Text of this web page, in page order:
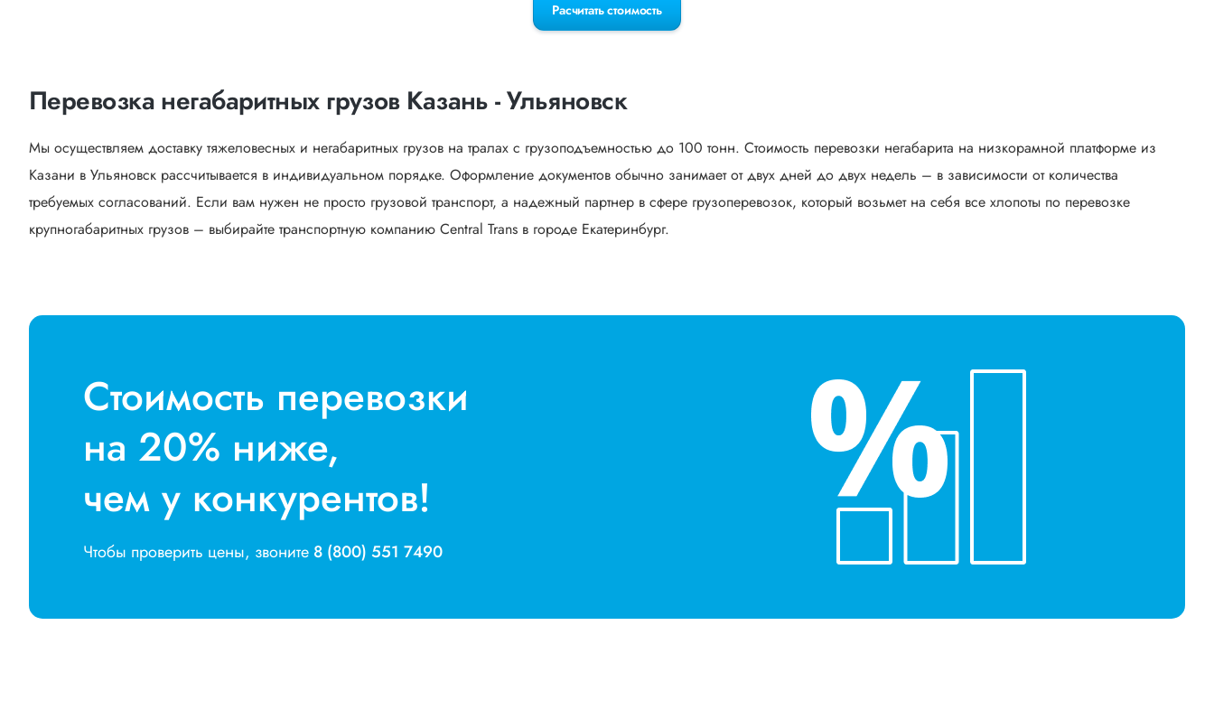
Расчитать стоимость
Перевозка негабаритных грузов Казань - Ульяновск
Мы осуществляем доставку тяжеловесных и негабаритных грузов на тралах с грузоподъемностью до 100 тонн. Стоимость перевозки негабарита на низкорамной платформе из
Казани в Ульяновск рассчитывается в индивидуальном порядке. Оформление документов обычно занимает от двух дней до двух недель – в зависимости от количества
требуемых согласований. Если вам нужен не просто грузовой транспорт, а надежный партнер в сфере грузоперевозок, который возьмет на себя все хлопоты по перевозке
крупногабаритных грузов – выбирайте транспортную компанию Central Trans в городе Екатеринбург.
Стоимость перевозки
на 20% ниже,
чем у конкурентов!
Чтобы проверить цены, звоните 8 (800) 551 7490